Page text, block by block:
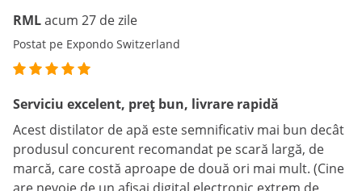
RMLacum 27 de zile
Postat pe Expondo Switzerland
Serviciu excelent, preț bun, livrare rapidă
Acest distilator de apă este semnificativ mai bun decât
produsul concurent recomandat pe scară largă, de
marcă, care costă aproape de două ori mai mult. (Cine